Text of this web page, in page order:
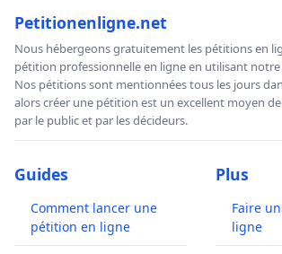
Petitionenligne.net
Nous hébergeons gratuitement les pétitions en
pétition professionnelle en ligne en utilisant notre
Nos pétitions sont mentionnées tous les jours
alors créer une pétition est un excellent moyen
par le public et par les décideurs.
Guides
Comment lancer une
pétition en ligne
Plus
Faire
ligne